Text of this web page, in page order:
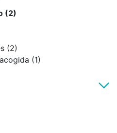
Asistencia a domicilio (2)
Talleres ocupacionales (2)
Residencia o piso de acogida (1)